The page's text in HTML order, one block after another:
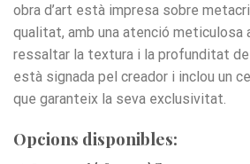
obra d’art està impresa sobre
qualitat, amb una atenció meticulosa
ressaltar la textura i la profunditat de
està signada pel creador i inclou un
que garanteix la seva exclusivitat.
Opcions disponibles: